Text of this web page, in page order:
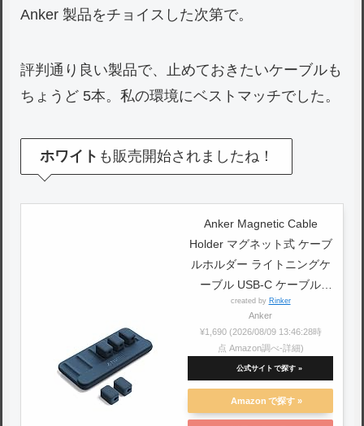
Anker 製品をチョイスした次第で。
評判通り良い製品で、止めておきたいケーブルも
ちょうど 5本。私の環境にベストマッチでした。
ホワイト も販売開始されましたね！
Anker Magnetic Cable
Holder マグネット式 ケーブ
ルホルダー ライトニングケ
ーブル USB-C ケーブル
Micro USB ケーブル 他対応
(ブルー)
created by Rinker
Anker
¥1,690 (2026/08/09 13:46:28時
点 Amazon調べ-詳細)
公式サイト
Amazon